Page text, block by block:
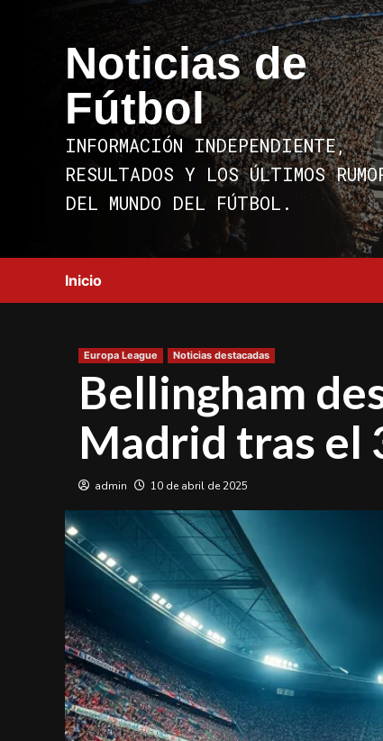
Noticias de
Fútbol
INFORMACIÓN INDEPENDIENTE,
RESULTADOS Y LOS ÚLTIMOS
DEL MUNDO DEL FÚTBOL.
Inicio
Europa League Noticias destacadas
Bellingham
Madrid tras el
admin 10 de abril de 2025